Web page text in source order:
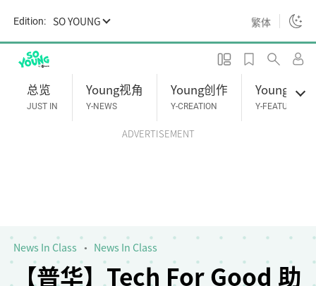
i
Edition: SO YOUNG 繁体
总览
JUST IN
Young视角
Y-NEWS
Young创作
Y-CREATION
Young专题
Y-FEATURES
ADVERTISEMENT
【普华】Tech For Good 助
News In Class News In Class